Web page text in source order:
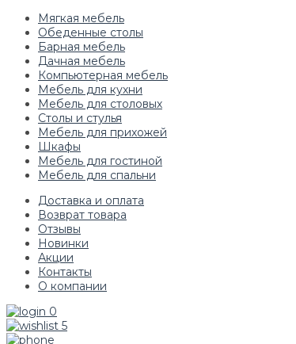
Мягкая мебель
Обеденные столы
Барная мебель
Дачная мебель
Компьютерная мебель
Мебель для кухни
Мебель для столовых
Столы и стулья
Мебель для прихожей
Шкафы
Мебель для гостиной
Мебель для спальни
Доставка и оплата
Возврат товара
Отзывы
Новинки
Акции
Контакты
О компании
0
5